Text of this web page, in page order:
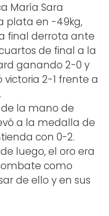
María Sara
plata en -49kg,
final derrota ante
de final a la
ganando 2-0 y
2-1 frente a
la mano de
a la medalla de
con 0-2.
luego, el oro era
como
de ello y en sus